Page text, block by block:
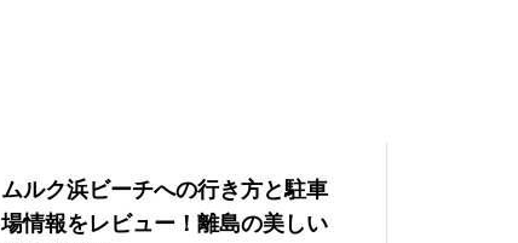
ムルク浜ビーチへの行き方と駐車
場情報をレビュー！離島の美しい